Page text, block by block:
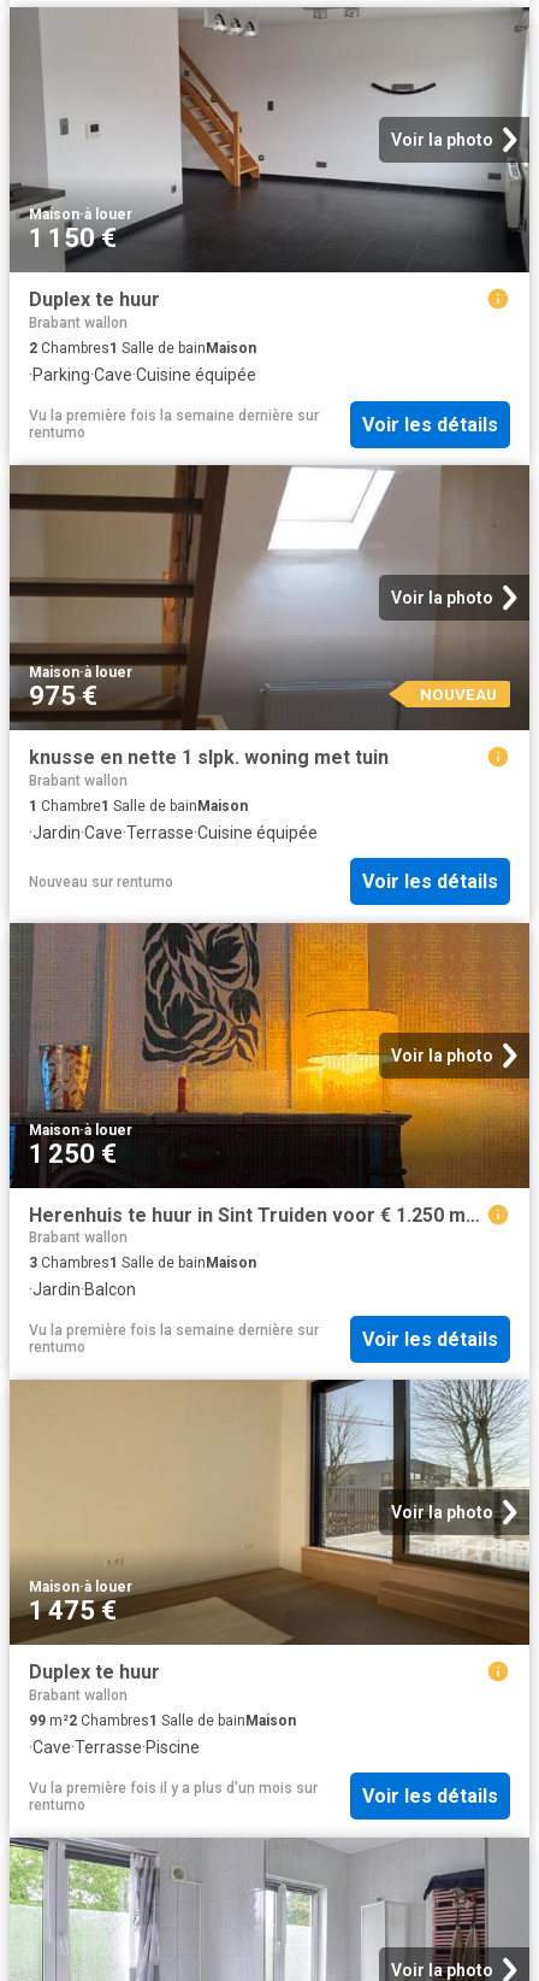
Voir la photo
Maison·à louer
1 150 €
Duplex te huur
Brabant wallon
2 Chambres1 Salle de bain Maison
·Parking·Cave·Cuisine équipée
Vu la première fois la semaine dernière sur
rentumo
Voir les détails
Voir la photo
Maison·à louer
975 € NOUVEAU
knusse en nette 1 slpk. woning met tuin
Brabant wallon
1 Chambre1 Salle de bainMaison
·Jardin·Cave·Terrasse·Cuisine équipée
Nouveau sur rentumo Voir les détails
Voir la photo
Maison·à louer
1 250 €
Herenhuis te huur in Sint Truiden voor € 1.250 met 3 slaapkamers
Brabant wallon
3 Chambres1 Salle de bain Maison
·Jardin·Balcon
Vu la première fois la semaine dernière sur
rentumo
Voir les détails
Voir la photo
Maison·à louer
1 475 €
Duplex te huur
Brabant wallon
99 m²2 Chambres1 Salle de bainMaison
·Cave·Terrasse·Piscine
Vu la première fois il y a plus d'un mois sur
rentumo
Voir les détails
Voir la photo